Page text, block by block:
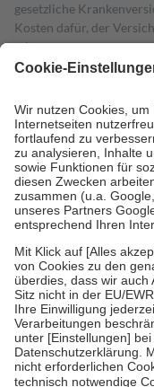
gesetzliche
Kosten dafür, der
mit.
Grundsätzlich leisten
höchstens zehn Euro.
Kosten der Leistung zu
Diese Regeln gelten
Bei Heilmitteln und
Zuzahlung zehn Prozent
Verordnung.
Um das Engagement der
stärken und die
fallenkeine Zuzahlungen
• Kindern und
mit Ausnahme der
• Untersuchungen zur
GKV getragen werden
• empfohlenen
• Harn- und